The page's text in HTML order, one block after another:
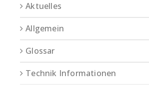
Aktuelles
Allgemein
Glossar
Technik Informationen